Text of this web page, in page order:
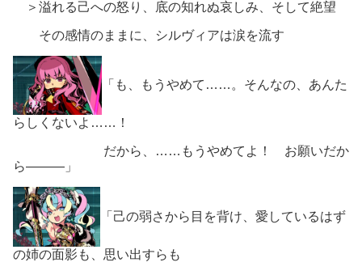
＞溢れる己への怒り、底の知れぬ哀しみ、そして絶望
その感情のままに、シルヴィアは涙を流す
「も、もうやめて……。そんなの、あんた
らしくないよ……！
だから、……もうやめてよ！ お願いだか
ら―――」
「己の弱さから目を背け、愛しているはず
の姉の面影も、思い出すらも